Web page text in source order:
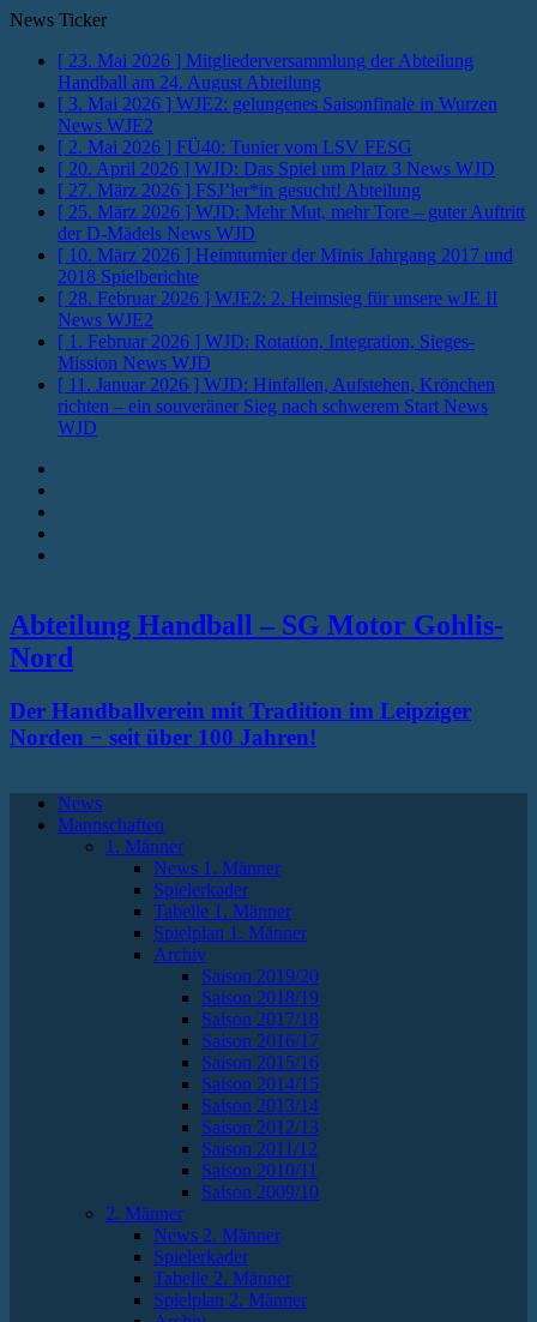
News Ticker
[ 23. Mai 2026 ] Mitgliederversammlung der Abteilung
Handball am 24. August Abteilung
[ 3. Mai 2026 ] WJE2: gelungenes Saisonfinale in Wurzen
News WJE2
[ 2. Mai 2026 ] FÜ40: Tunier vom LSV FESG
[ 20. April 2026 ] WJD: Das Spiel um Platz 3 News WJD
[ 27. März 2026 ] FSJ’ler*in gesucht! Abteilung
[ 25. März 2026 ] WJD: Mehr Mut, mehr Tore – guter Auftritt
der D-Mädels News WJD
[ 10. März 2026 ] Heimturnier der Minis Jahrgang 2017 und
2018 Spielberichte
[ 28. Februar 2026 ] WJE2: 2. Heimsieg für unsere wJE II
News WJE2
[ 1. Februar 2026 ] WJD: Rotation, Integration, Sieges-
Mission News WJD
[ 11. Januar 2026 ] WJD: Hinfallen, Aufstehen, Krönchen
richten – ein souveräner Sieg nach schwerem Start News
WJD
Abteilung Handball – SG Motor Gohlis-
Nord
Der Handballverein mit Tradition im Leipziger
Norden − seit über 100 Jahren!
News
Mannschaften
1. Männer
News 1. Männer
Spielerkader
Tabelle 1. Männer
Spielplan 1. Männer
Archiv
Saison 2019/20
Saison 2018/19
Saison 2017/18
Saison 2016/17
Saison 2015/16
Saison 2014/15
Saison 2013/14
Saison 2012/13
Saison 2011/12
Saison 2010/11
Saison 2009/10
2. Männer
News 2. Männer
Spielerkader
Tabelle 2. Männer
Spielplan 2. Männer